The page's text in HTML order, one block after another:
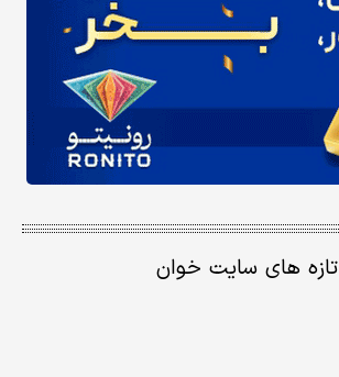
تازه های سایت خوان